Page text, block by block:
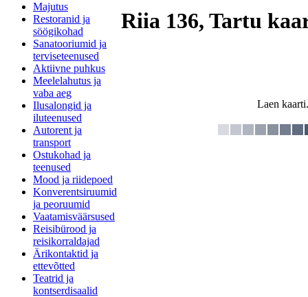
Majutus
Restoranid ja
söögikohad
Sanatooriumid ja
terviseteenused
Aktiivne puhkus
Meelelahutus ja
vaba aeg
Ilusalongid ja
iluteenused
Autorent ja
transport
Ostukohad ja
teenused
Mood ja riidepoed
Konverentsiruumid
ja peoruumid
Vaatamisväärsused
Reisibürood ja
reisikorraldajad
Ärikontaktid ja
ettevõtted
Teatrid ja
kontserdisaalid
Riia 136, Tartu
Laen